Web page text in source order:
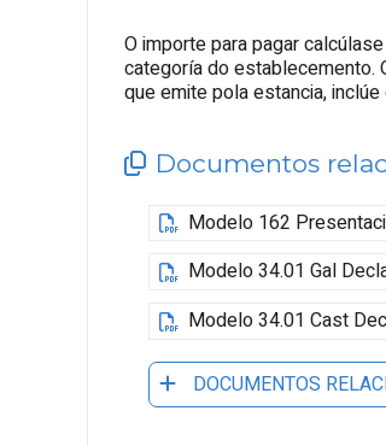
O importe para pagar
categoría do establecemento.
que emite pola estancia,
Documentos
Modelo 162
Modelo 34.01 Gal
Modelo 34.01 Cast
DOCUMENTOS